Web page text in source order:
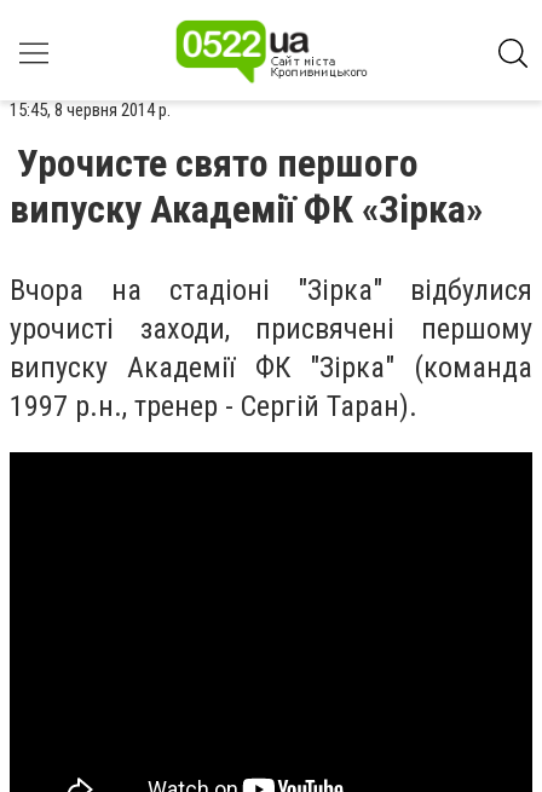
15:45, 8 червня 2014 р.
Урочисте свято першого
випуску Академії ФК «Зірка»
Вчора на стадіоні "Зірка" відбулися
урочисті заходи, присвячені першому
випуску Академії ФК "Зірка" (команда
1997 р.н., тренер - Сергій Таран).